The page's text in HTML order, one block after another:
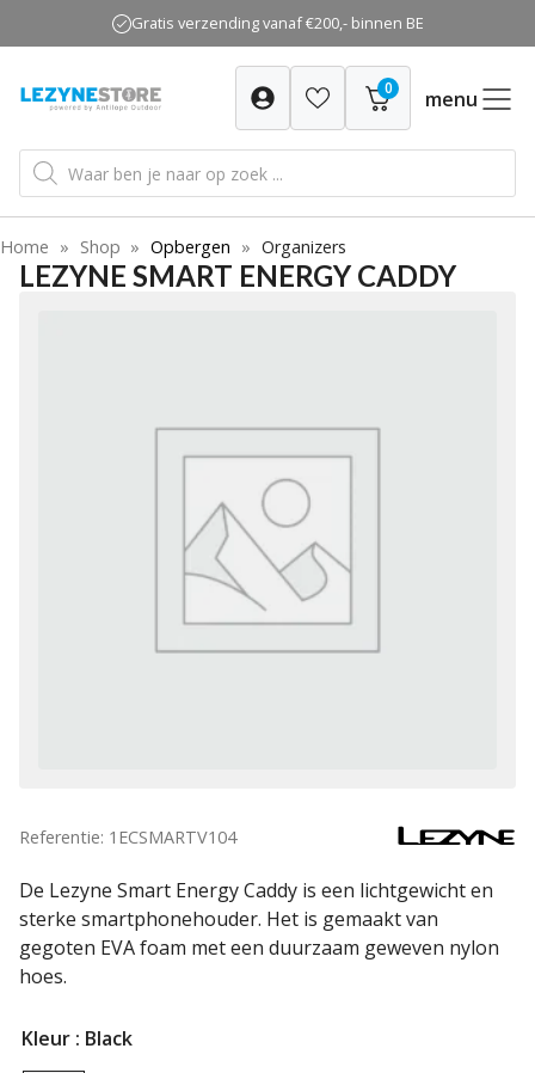
naar
inhoud
Gratis verzending vanaf €200,- binnen BE
0 menu
Producten
zoeken
Home » Shop » Opbergen » Organizers
LEZYNE SMART ENERGY CADDY
Referentie: 1ECSMARTV104
De Lezyne Smart Energy Caddy is een lichtgewicht en
sterke smartphonehouder. Het is gemaakt van
gegoten EVA foam met een duurzaam geweven nylon
hoes.
Kleur : Black